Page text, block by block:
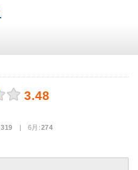
3.48
319 | 6月:274